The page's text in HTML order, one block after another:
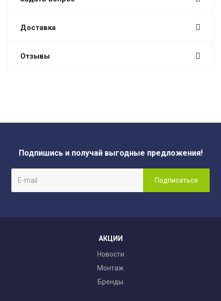
Доставка
Отзывы
Подпишись и получай выгодные предложения!
АКЦИИ
Новости
Монтаж
Бренды